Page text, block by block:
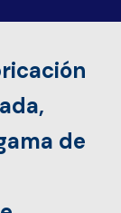
de